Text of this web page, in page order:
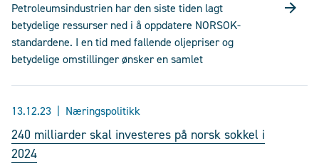
Petroleumsindustrien har den siste tiden lagt
betydelige ressurser ned i å oppdatere NORSOK-
standardene. I en tid med fallende oljepriser og
betydelige omstillinger ønsker en samlet
13.12.23 Næringspolitikk
240 milliarder skal investeres på norsk sokkel i
2024